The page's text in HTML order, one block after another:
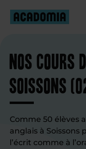
Nos cours
Soissons
Comme 50 élèves
anglais à Soissons
l’écrit comme à